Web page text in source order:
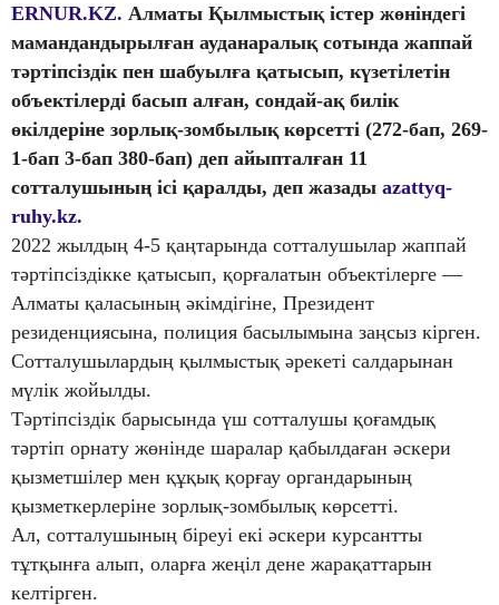
ERNUR.KZ. Алматы Қылмыстық істер жөніндегі
мамандандырылған ауданаралық сотында жаппай
тәртіпсіздік пен шабуылға қатысып, күзетілетін
объектілерді басып алған, сондай-ақ билік
өкілдеріне зорлық-зомбылық көрсетті (272-бап, 269-
1-бап 3-бап 380-бап) деп айыпталған 11
сотталушының ісі қаралды, деп жазады azattyq-
ruhy.kz.
2022 жылдың 4-5 қаңтарында сотталушылар жаппай
тәртіпсіздікке қатысып, қорғалатын объектілерге —
Алматы қаласының әкімдігіне, Президент
резиденциясына, полиция басылымына заңсыз кірген.
Сотталушылардың қылмыстық әрекеті салдарынан
мүлік жойылды.
Тәртіпсіздік барысында үш сотталушы қоғамдық
тәртіп орнату жөнінде шаралар қабылдаған әскери
қызметшілер мен құқық қорғау органдарының
қызметкерлеріне зорлық-зомбылық көрсетті.
Ал, сотталушының біреуі екі әскери курсантты
тұтқынға алып, оларға жеңіл дене жарақаттарын
келтірген.